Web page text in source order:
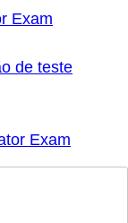
Exam
de teste
Exam